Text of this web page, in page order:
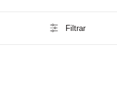
Filtrar